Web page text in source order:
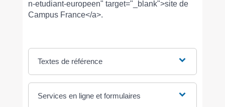
n-etudiant-europeen" target="_blank">site de
Campus France</a>.
Textes de référence
Services en ligne et formulaires